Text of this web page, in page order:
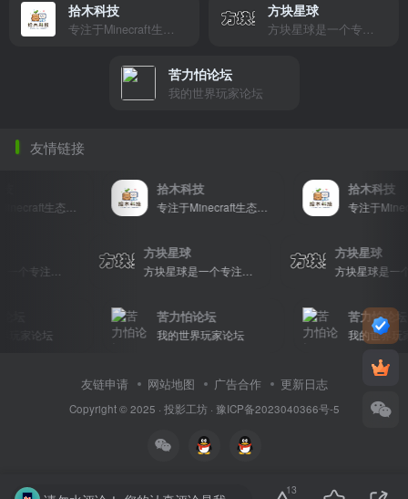
拾木科技 方块星球
苦力怕论坛
我的世界玩家论坛
友情链接
专注于Minecraft生态建设
拾木科技
专注于Minecraft生态建设
拾木科技
方块星球 方块星球
家论坛
苦力怕论坛
我的世界玩家论坛
苦力怕论坛
我的世界玩家
友链申请 网站地图 广告合作 更新日志
Copyright © 2025 · 投影工坊· 豫ICP备2023040366号-5
13